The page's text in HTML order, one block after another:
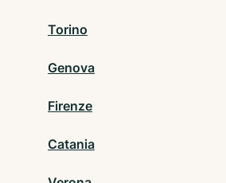
Torino
Genova
Firenze
Catania